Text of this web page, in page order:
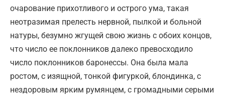
очарование прихотливого и острого ума, такая
неотразимая прелесть нервной, пылкой и больной
натуры, безумно жгущей свою жизнь с обоих концов,
что число ее поклонников далеко превосходило
число поклонников баронессы. Она была мала
ростом, с изящной, тонкой фигуркой, блондинка, с
нездоровым ярким румянцем, с громадными серыми